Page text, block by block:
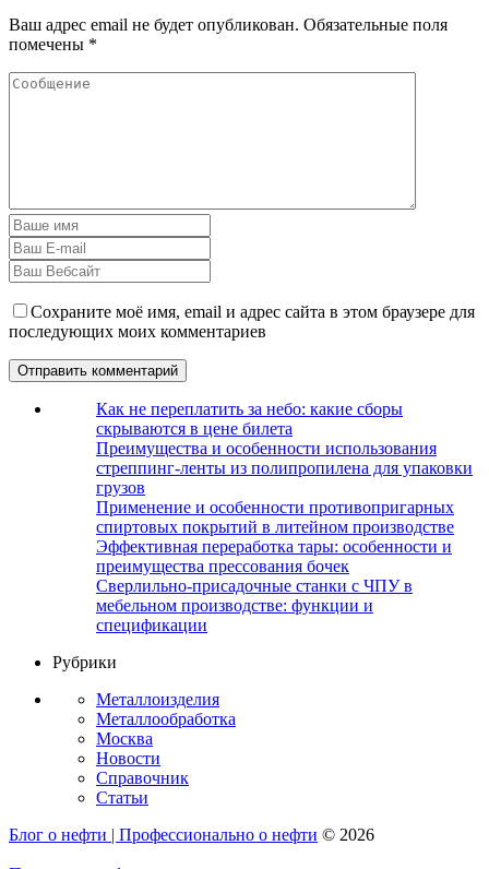
Ваш адрес email не будет опубликован. Обязательные поля
помечены *
Сохраните моё имя, email и адрес сайта в этом браузере для
последующих моих комментариев
Как не переплатить за небо: какие сборы
скрываются в цене билета
Преимущества и особенности использования
стреппинг-ленты из полипропилена для упаковки
грузов
Применение и особенности противопригарных
спиртовых покрытий в литейном производстве
Эффективная переработка тары: особенности и
преимущества прессования бочек
Сверлильно-присадочные станки с ЧПУ в
мебельном производстве: функции и
спецификации
Рубрики
Металлоизделия
Металлообработка
Москва
Новости
Справочник
Статьи
Блог о нефти | Профессионально о нефти © 2026